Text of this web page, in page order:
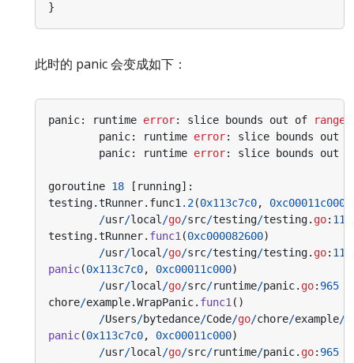
}
此时的 panic 会变成如下：
panic: runtime error: slice bounds out of range
panic: runtime error: slice bounds out
panic: runtime error: slice bounds out
goroutine 18 [ running]:
testing.tRunner. func1.2(0x113c7c0, 0xc00011c000
/usr/local/go/src/testing/testing. go:
testing.tRunner. func1(0xc000082600)
/usr/local/go/src/testing/testing. go:
panic(0x113c7c0, 0xc00011c000)
/usr/local/go/src/runtime/panic. go: 965
chore/example.WrapPanic. func1()
/Users/bytedance/Code/go/chore/example/
panic(0x113c7c0, 0xc00011c000)
/usr/local/go/src/runtime/panic. go: 965